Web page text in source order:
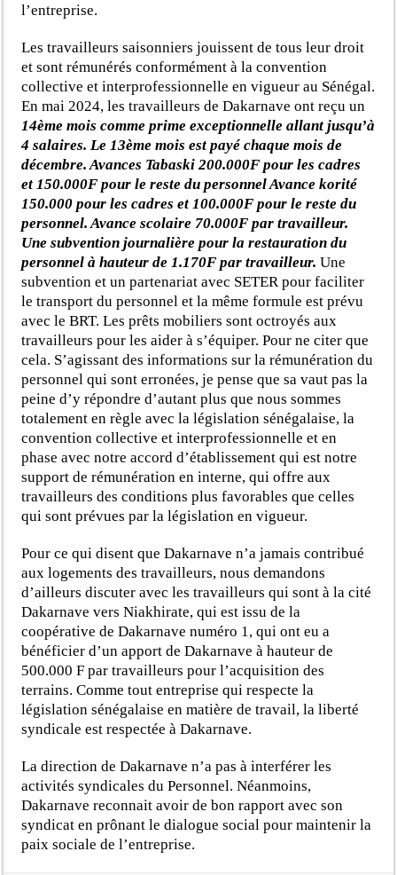
l’entreprise.
Les travailleurs saisonniers jouissent de tous leur droit
et sont rémunérés conformément à la convention
collective et interprofessionnelle en vigueur au Sénégal.
En mai 2024, les travailleurs de Dakarnave ont reçu un
14ème mois comme prime exceptionnelle allant jusqu’à
4 salaires. Le 13ème mois est payé chaque mois de
décembre. Avances Tabaski 200.000F pour les cadres
et 150.000F pour le reste du personnel Avance korité
150.000 pour les cadres et 100.000F pour le reste du
personnel. Avance scolaire 70.000F par travailleur.
Une subvention journalière pour la restauration du
personnel à hauteur de 1.170F par travailleur.Une
subvention et un partenariat avec SETER pour faciliter
le transport du personnel et la même formule est prévu
avec le BRT. Les prêts mobiliers sont octroyés aux
travailleurs pour les aider à s’équiper. Pour ne citer que
cela. S’agissant des informations sur la rémunération du
personnel qui sont erronées, je pense que sa vaut pas la
peine d’y répondre d’autant plus que nous sommes
totalement en règle avec la législation sénégalaise, la
convention collective et interprofessionnelle et en
phase avec notre accord d’établissement qui est notre
support de rémunération en interne, qui offre aux
travailleurs des conditions plus favorables que celles
qui sont prévues par la législation en vigueur.
Pour ce qui disent que Dakarnave n’a jamais contribué
aux logements des travailleurs, nous demandons
d’ailleurs discuter avec les travailleurs qui sont à la cité
Dakarnave vers Niakhirate, qui est issu de la
coopérative de Dakarnave numéro 1, qui ont eu a
bénéficier d’un apport de Dakarnave à hauteur de
500.000 F par travailleurs pour l’acquisition des
terrains. Comme tout entreprise qui respecte la
législation sénégalaise en matière de travail, la liberté
syndicale est respectée à Dakarnave.
La direction de Dakarnave n’a pas à interférer les
activités syndicales du Personnel. Néanmoins,
Dakarnave reconnait avoir de bon rapport avec son
syndicat en prônant le dialogue social pour maintenir la
paix sociale de l’entreprise.